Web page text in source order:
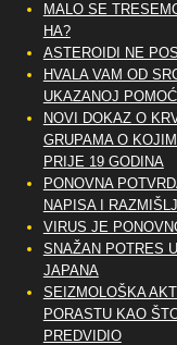
MALO SE
HA?
ASTEROIDI NE
HVALA VAM OD
UKAZANOJ POMOĆI
NOVI DOKAZ O
GRUPAMA O
PRIJE 19 GODINA
PONOVNA
NAPISA I
VIRUS JE
SNAŽAN POTRES
JAPANA
SEIZMOLOŠKA
PORASTU KAO
PREDVIDIO